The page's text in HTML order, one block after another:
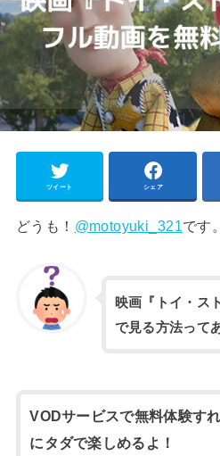
ツイート シェア
どうも！ @motoyuki_321です。
映画『トイ・ス
で見る方法って
VODサービスで無料体験す
にタダで楽しめるよ！